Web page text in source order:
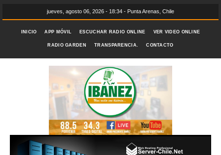
jueves, agosto 06, 2026 - 18:34 - Punta Arenas, Chile
INICIO APP MÓVIL ESCUCHAR RADIO ONLINE VER VIDEO ONLINE
RADIO GARDEN TRANSPARENCIA. CONTACTO